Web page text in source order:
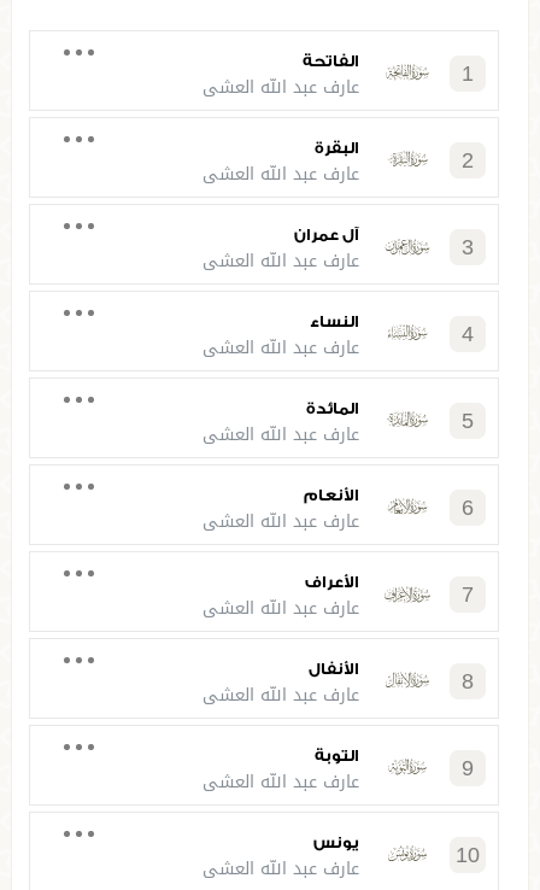
1 الفاتحة
عارف عبد الله العشي
2 البقرة
عارف عبد الله العشي
3 آل عمران
عارف عبد الله العشي
4 النساء
عارف عبد الله العشي
5 المائدة
عارف عبد الله العشي
6 الأنعام
عارف عبد الله العشي
7 الأعراف
عارف عبد الله العشي
8 الأنفال
عارف عبد الله العشي
9 التوبة
عارف عبد الله العشي
10 يونس
عارف عبد الله العشي